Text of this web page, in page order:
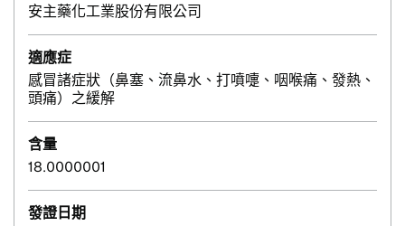
安主藥化工業股份有限公司
適應症
感冒諸症狀（鼻塞、流鼻水、打噴嚏、咽喉痛、發熱、
頭痛）之緩解
含量
18.0000001
發證日期